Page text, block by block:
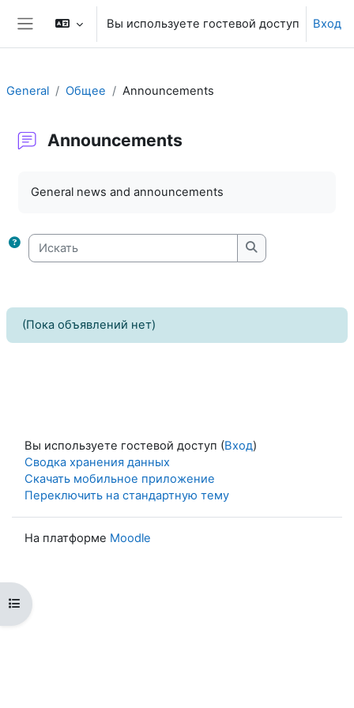
Перейти к основному содержанию
Боковая панель
Вы используете гостевой доступ Вход
Открыть оглавление курса
General Общее Announcements
Announcements
General news and announcements
Искать
Искать
(Пока объявлений нет)
Вы используете гостевой доступ (Вход)
Сводка хранения данных
Скачать мобильное приложение
Переключить на стандартную тему
На платформе Moodle